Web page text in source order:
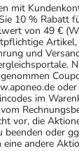
mit
10 % Rabatt
von 49 €
Artikel,
und
im
vor, die
beenden oder
andere